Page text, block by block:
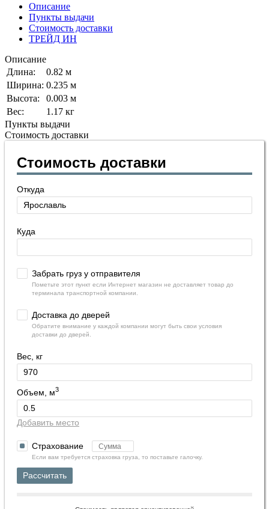
Описание
Пункты выдачи
Стоимость доставки
ТРЕЙД ИН
Описание
Длина:
0.82 м
Ширина: 0.235 м
Высота:
0.003 м
Вес:
1.17 кг
Пункты выдачи
Стоимость доставки
Стоимость доставки
Откуда
Куда
Забрать груз у отправителя
Пометьте этот пункт если Интернет магазин не доставляет товар до
терминала транспортной компании.
Доставка до дверей
Обратите внимание у каждой компании могут быть свои условия
доставки до дверей.
Вес, кг
Объем, м3
Добавить место
Страхование
Если вам требуется страховка груза, то поставьте галочку.
Рассчитать